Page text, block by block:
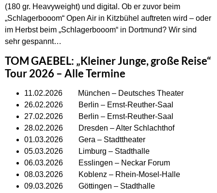
(180 gr. Heavyweight) und digital. Ob er zuvor beim
„Schlagerbooom“ Open Air in Kitzbühel auftreten wird – oder
im Herbst beim „Schlagerbooom“ in Dortmund? Wir sind
sehr gespannt…
TOM GAEBEL: „Kleiner Junge, große Reise“
Tour 2026 – Alle Termine
11.02.2026 München – Deutsches Theater
26.02.2026 Berlin – Ernst-Reuther-Saal
27.02.2026 Berlin – Ernst-Reuther-Saal
28.02.2026 Dresden – Alter Schlachthof
01.03.2026 Gera – Stadttheater
05.03.2026 Limburg – Stadthalle
06.03.2026 Esslingen – Neckar Forum
08.03.2026 Koblenz – Rhein-Mosel-Halle
09.03.2026 Göttingen – Stadthalle